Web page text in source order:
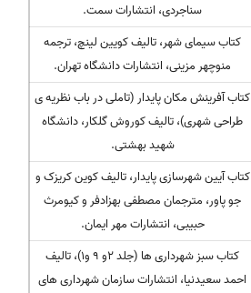
سناجردی، انتشارات سمت.
کتاب سیمای شهر، تالیف کویین لینچ، ترجمه
منوچهر مزینی، انتشارات دانشگاه تهران.
کتاب آفرینش مکان پایدار (تاملی در باب نظریه ی
طراحی شهری)، تالیف کوروش گلکار، دانشگاه
شهید بهشتی.
کتاب آیین شهرسازی پایدار، تالیف کوین کریزک و
جو پاور، مترجمان مصطفی بهزادفر و کیومرث
حبیبی، انتشارات مهر ایمان.
کتاب سبز شهرداری ها (جلد ۲و ۹ و۱)، تالیف
احمد سعیدنیا، انتشارات سازمان شهرداری های